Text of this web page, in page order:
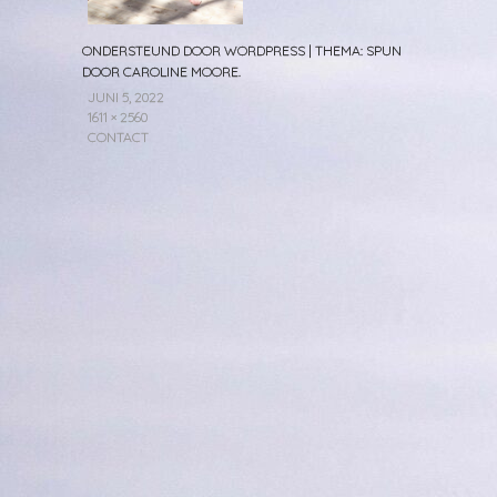
JUNI 5, 2022
1611 × 2560
CONTACT
ONDERSTEUND DOOR WORDPRESS | THEMA: SPUN
DOOR CAROLINE MOORE